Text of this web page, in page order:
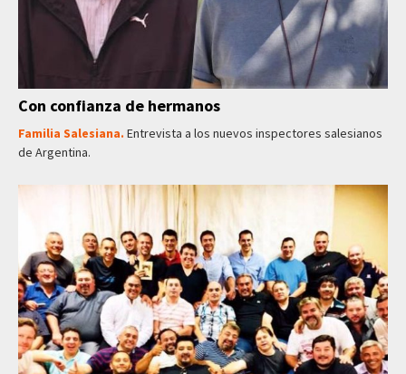
Con confianza de hermanos
Familia Salesiana. Entrevista a los nuevos inspectores salesianos
de Argentina.